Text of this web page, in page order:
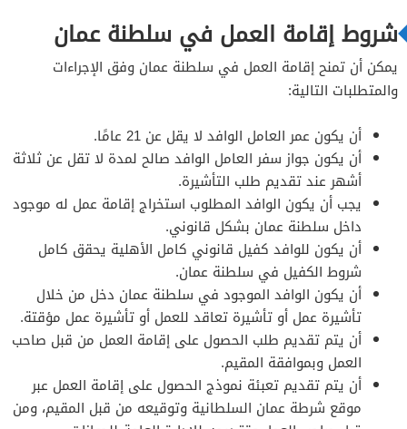
شروط إقامة العمل في سلطنة عمان
يمكن أن تمنح إقامة العمل في سلطنة عمان وفق الإجراءات
والمتطلبات التالية:
أن يكون عمر العامل الوافد لا يقل عن 21 عامًا.
أن يكون جواز سفر العامل الوافد صالح لمدة لا تقل عن ثلاثة
أشهر عند تقديم طلب التأشيرة.
يجب أن يكون الوافد المطلوب استخراج إقامة عمل له موجود
داخل سلطنة عمان بشكل قانوني.
أن يكون للوافد كفيل قانوني كامل الأهلية يحقق كامل
شروط الكفيل في سلطنة عمان.
أن يكون الوافد الموجود في سلطنة عمان دخل من خلال
تأشيرة عمل أو تأشيرة تعاقد للعمل أو تأشيرة عمل مؤقتة.
أن يتم تقديم طلب الحصول على إقامة العمل من قبل صاحب
العمل وبموافقة المقيم.
أن يتم تقديم تعبئة نموذج الحصول على إقامة العمل عبر
موقع شرطة عمان السلطانية وتوقيعه من قبل المقيم، ومن